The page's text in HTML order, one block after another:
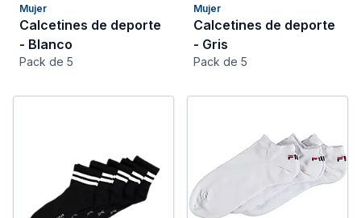
Mujer
Calcetines de deporte
- Blanco
Pack de 5
Mujer
Calcetines de deporte
- Gris
Pack de 5